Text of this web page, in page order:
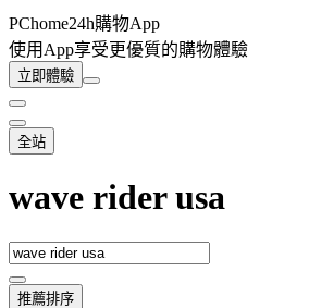
PChome24h購物App
使用App享受更優質的購物體驗
立即體驗
全站
wave rider usa
推薦排序